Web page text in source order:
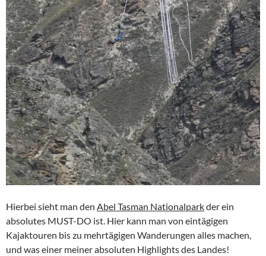
Hierbei sieht man den Abel Tasman Nationalparkder ein
absolutes MUST-DO ist. Hier kann man von eintägigen
Kajaktouren bis zu mehrtägigen Wanderungen alles machen,
und was einer meiner absoluten Highlights des Landes!